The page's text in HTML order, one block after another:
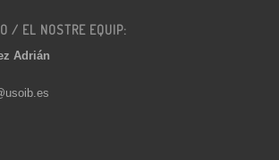
/ EL NOSTRE EQUIP:
Adrián